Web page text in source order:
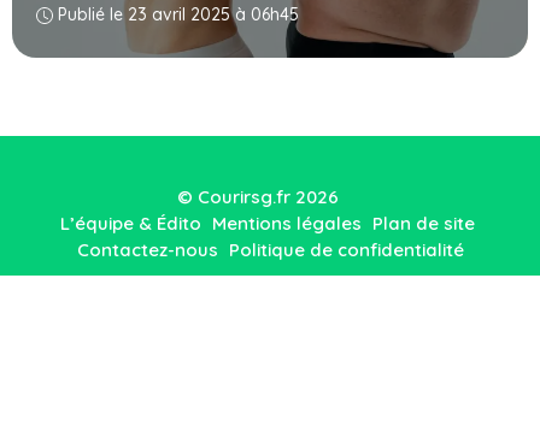
Publié le 23 avril 2025 à 06h45
© Courirsg.fr 2026
L’équipe & Édito Mentions légales Plan de site
Contactez-nous Politique de confidentialité